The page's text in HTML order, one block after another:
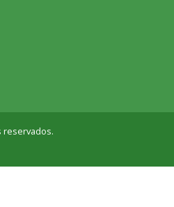
reservados.